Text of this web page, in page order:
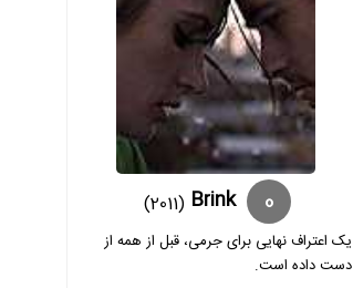
0
Brink
(2011)
یک اعتراف نهایی برای جرمی، قبل از همه از
دست داده است.